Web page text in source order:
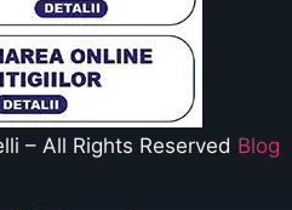
– All Rights Reserved Blog